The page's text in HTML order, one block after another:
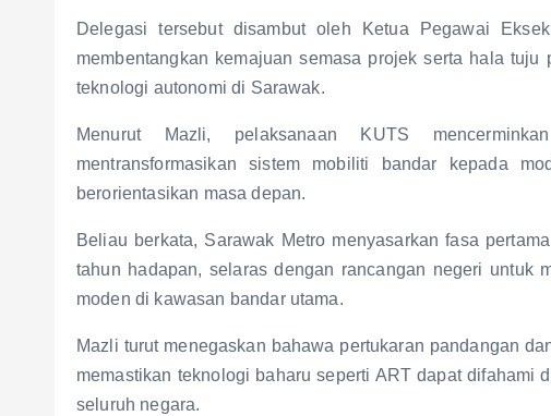
Delegasi tersebut disambut oleh Ketua Pegawai
membentangkan kemajuan semasa projek serta hala tuju
teknologi autonomi di Sarawak.
Menurut Mazli, pelaksanaan KUTS
mentransformasikan sistem mobiliti bandar kepada
berorientasikan masa depan.
Beliau berkata, Sarawak Metro menyasarkan fasa
tahun hadapan, selaras dengan rancangan negeri untuk
moden di kawasan bandar utama.
Mazli turut menegaskan bahawa pertukaran pandangan
memastikan teknologi baharu seperti ART dapat difahami
seluruh negara.